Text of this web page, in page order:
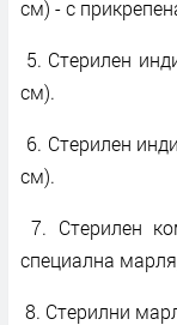
см) - с
5. Стерилен
см).
6. Стерилен
см).
7. Стерилен
специална
8. Стерилни